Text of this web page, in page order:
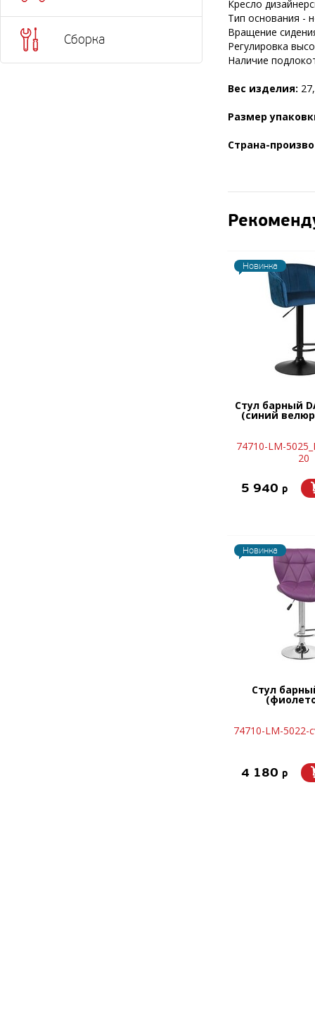
Сборка
Кресло
Тип основания -
Вращение
Регулировка
Наличие
Вес изделия:
Размер
Страна-
Новинка
Стул барный
(синий велюр
74710-LM-
20
5 940 p
Новинка
Стул
74710-LM-5022-
4 180 p